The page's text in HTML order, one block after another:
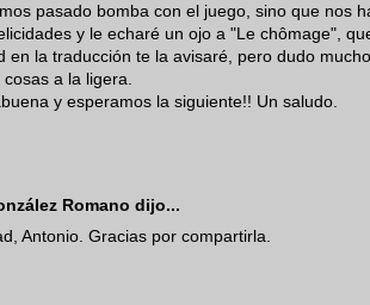
pasado bomba con el juego, sino que nos
y le echaré un ojo a "Le chômage",
en la traducción te la avisaré, pero dudo
a la ligera.
y esperamos la siguiente!! Un saludo.
Romano dijo...
Antonio. Gracias por compartirla.